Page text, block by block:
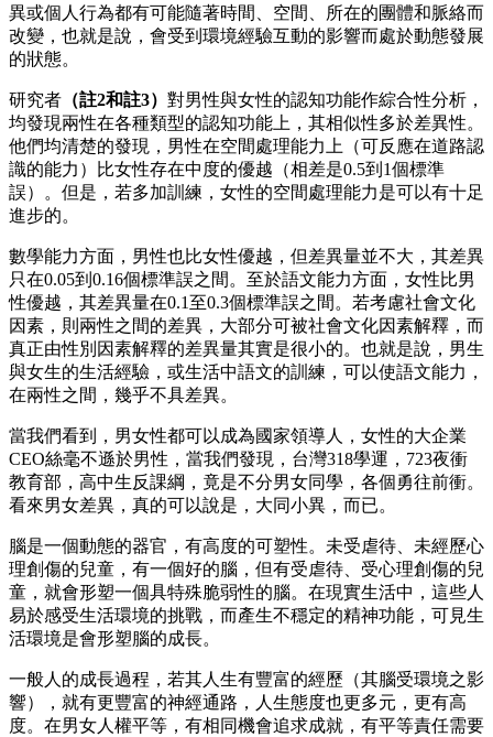
異或個人行為都有可能隨著時間、空間、所在的團體和脈絡而
改變，也就是說，會受到環境經驗互動的影響而處於動態發展
的狀態。
研究者 （註2和註3） 對男性與女性的認知功能作綜合性分析，
均發現兩性在各種類型的認知功能上，其相似性多於差異性。
他們均清楚的發現，男性在空間處理能力上（可反應在道路認
識的能力）比女性存在中度的優越（相差是0.5到1個標準
誤）。但是，若多加訓練，女性的空間處理能力是可以有十足
進步的。
數學能力方面，男性也比女性優越，但差異量並不大，其差異
只在0.05到0.16個標準誤之間。至於語文能力方面，女性比男
性優越，其差異量在0.1至0.3個標準誤之間。若考慮社會文化
因素，則兩性之間的差異，大部分可被社會文化因素解釋，而
真正由性別因素解釋的差異量其實是很小的。也就是說，男生
與女生的生活經驗，或生活中語文的訓練，可以使語文能力，
在兩性之間，幾乎不具差異。
當我們看到，男女性都可以成為國家領導人，女性的大企業
CEO絲毫不遜於男性，當我們發現，台灣318學運，723夜衝
教育部，高中生反課綱，竟是不分男女同學，各個勇往前衝。
看來男女差異，真的可以說是，大同小異，而已。
腦是一個動態的器官，有高度的可塑性。未受虐待、未經歷心
理創傷的兒童，有一個好的腦，但有受虐待、受心理創傷的兒
童，就會形塑一個具特殊脆弱性的腦。在現實生活中，這些人
易於感受生活環境的挑戰，而產生不穩定的精神功能，可見生
活環境是會形塑腦的成長。
一般人的成長過程，若其人生有豐富的經歷（其腦受環境之影
響），就有更豐富的神經通路，人生態度也更多元，更有高
度。在男女人權平等，有相同機會追求成就，有平等責任需要